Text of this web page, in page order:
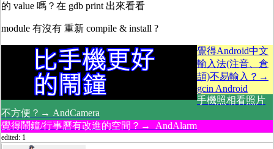
的 value 嗎？在 gdb print 出來看看
module 有沒有 重新 compile & install ?
覺得Android中文
輸入法(注音、倉
頡)不易輸入？→
gcin Android
手機照相看照片
不方便？→ AndCamera
覺得鬧鐘/行事曆有改進的空間？→ AndAlarm
edited: 1